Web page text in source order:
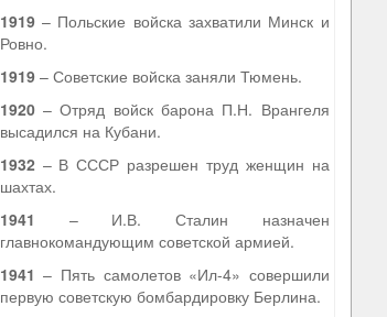
1919– Польские войска захватили Минск и
Ровно.
1919– Советские войска заняли Тюмень.
1920– Отряд войск барона П.Н. Врангеля
высадился на Кубани.
1932– В СССР разрешен труд женщин на
шахтах.
1941 – И.В. Сталин назначен
главнокомандующим советской армией.
1941 – Пять самолетов «Ил-4» совершили
первую советскую бомбардировку Берлина.